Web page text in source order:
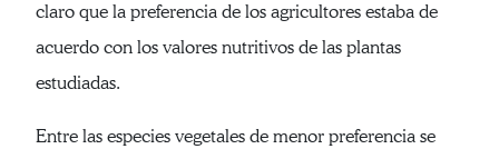
claro que la preferencia de los agricultores estaba de
acuerdo con los valores nutritivos de las plantas
estudiadas.
Entre las especies vegetales de menor preferencia se